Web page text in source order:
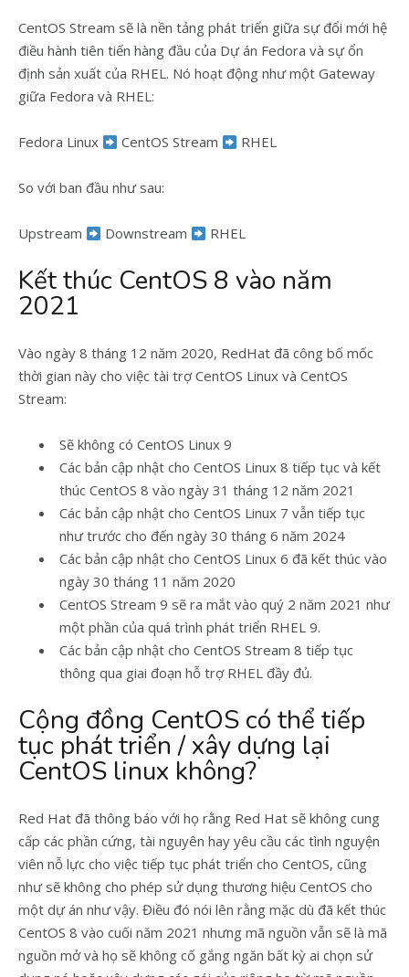
CentOS Stream sẽ là nền tảng phát triển giữa sự đổi mới hệ
điều hành tiên tiến hàng đầu của Dự án Fedora và sự ổn
định sản xuất của RHEL. Nó hoạt động như một Gateway
giữa Fedora và RHEL:
Fedora Linux CentOS Stream RHEL
So với ban đầu như sau:
Upstream Downstream RHEL
Kết thúc CentOS 8 vào năm
2021
Vào ngày 8 tháng 12 năm 2020, RedHat đã công bố mốc
thời gian này cho việc tài trợ CentOS Linux và CentOS
Stream:
Sẽ không có CentOS Linux 9
Các bản cập nhật cho CentOS Linux 8 tiếp tục và kết
thúc CentOS 8 vào ngày 31 tháng 12 năm 2021
Các bản cập nhật cho CentOS Linux 7 vẫn tiếp tục
như trước cho đến ngày 30 tháng 6 năm 2024
Các bản cập nhật cho CentOS Linux 6 đã kết thúc vào
ngày 30 tháng 11 năm 2020
CentOS Stream 9 sẽ ra mắt vào quý 2 năm 2021 như
một phần của quá trình phát triển RHEL 9.
Các bản cập nhật cho CentOS Stream 8 tiếp tục
thông qua giai đoạn hỗ trợ RHEL đầy đủ.
Cộng đồng CentOS có thể tiếp
tục phát triển / xây dựng lại
CentOS linux không?
Red Hat đã thông báo với họ rằng Red Hat sẽ không cung
cấp các phần cứng, tài nguyên hay yêu cầu các tình nguyện
viên nỗ lực cho việc tiếp tục phát triển cho CentOS, cũng
như sẽ không cho phép sử dụng thương hiệu CentOS cho
một dự án như vậy. Điều đó nói lên rằng mặc dù đã kết thúc
CentOS 8 vào cuối năm 2021 nhưng mã nguồn vẫn sẽ là mã
nguồn mở và họ sẽ không cố gắng ngăn bất kỳ ai chọn sử